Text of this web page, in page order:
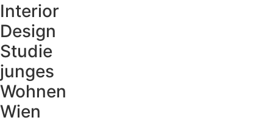
Interior
Design
Studie
junges
Wohnen
Wien